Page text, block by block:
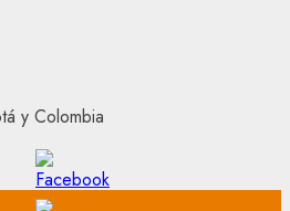
y Colombia